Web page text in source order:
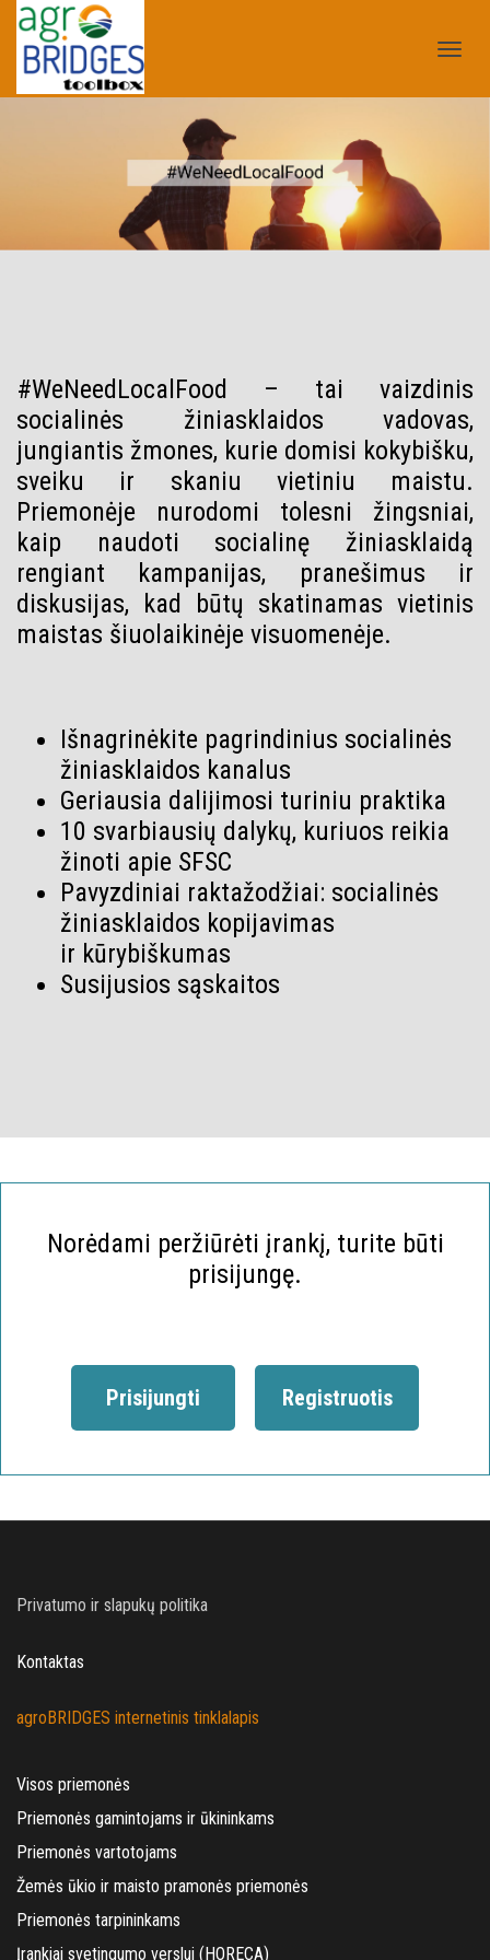
#WeNeedLocalFood – tai vaizdinis
socialinės žiniasklaidos vadovas,
jungiantis žmones, kurie domisi kokybišku,
sveiku ir skaniu vietiniu maistu.
Priemonėje nurodomi tolesni žingsniai,
kaip naudoti socialinę žiniasklaidą
rengiant kampanijas, pranešimus ir
diskusijas, kad būtų skatinamas vietinis
maistas šiuolaikinėje visuomenėje.
Išnagrinėkite pagrindinius socialinės
žiniasklaidos kanalus
Geriausia dalijimosi turiniu praktika
10 svarbiausių dalykų, kuriuos reikia
žinoti apie SFSC
Pavyzdiniai raktažodžiai: socialinės
žiniasklaidos kopijavimas
ir kūrybiškumas
Susijusios sąskaitos
Norėdami peržiūrėti įrankį, turite būti
prisijungę.
Prisijungti Registruotis
Privatumo ir slapukų politika
Kontaktas
agroBRIDGES internetinis tinklalapis
Visos priemonės
Priemonės gamintojams ir ūkininkams
Priemonės vartotojams
Žemės ūkio ir maisto pramonės priemonės
Priemonės tarpininkams
Įrankiai svetingumo verslui (HORECA)